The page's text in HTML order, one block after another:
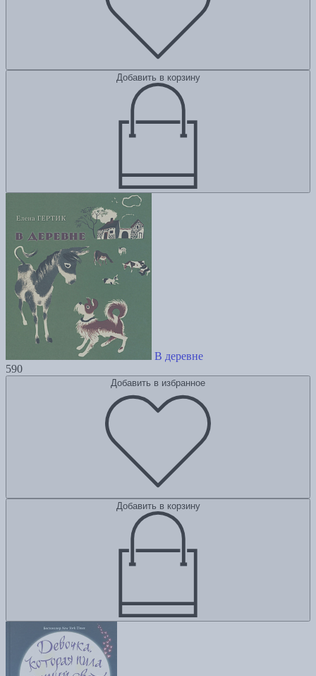
Добавить в корзину
В деревне
590
Добавить в избранное
Добавить в корзину